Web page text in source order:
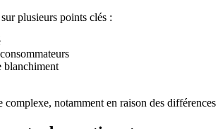
plusieurs points clés :
blanchiment
complexe, notamment en raison des